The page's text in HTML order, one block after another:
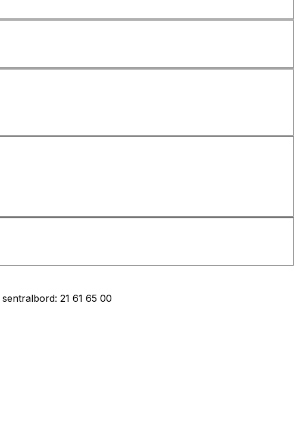
21 61 65 00